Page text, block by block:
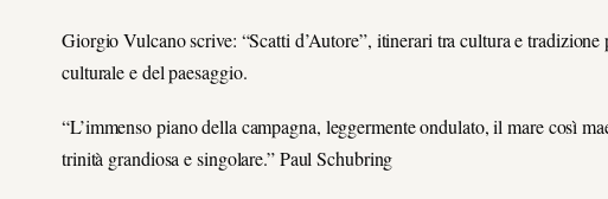
Giorgio Vulcano scrive: “Scatti d’Autore”, itinerari tra cultura e tradizione
culturale e del paesaggio.
“L’immenso piano della campagna, leggermente ondulato, il mare così
trinità grandiosa e singolare.” Paul Schubring